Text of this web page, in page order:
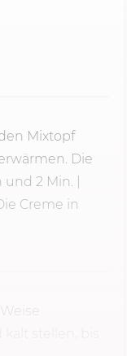
Mixtopf
Die
und 2 Min.
Creme in